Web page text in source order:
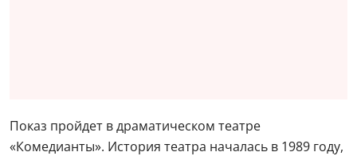
Показ пройдет в драматическом театре
«Комедианты». История театра началась в 1989 году,